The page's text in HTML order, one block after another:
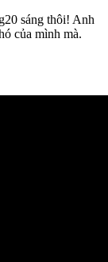
sáng thôi! Anh
của mình mà.